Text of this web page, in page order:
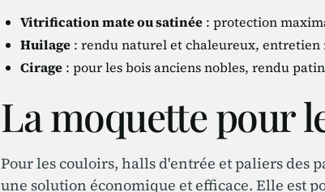
Vitrification mate ou satinée : protection
Huilage : rendu naturel et chaleureux, entretien
Cirage : pour les bois anciens nobles, rendu
La moquette pour
Pour les couloirs, halls d'entrée et paliers des
une solution économique et efficace. Elle est